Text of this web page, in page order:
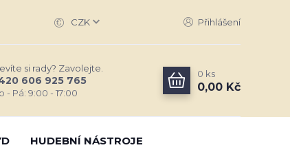
CZK Přihlášení
si rady? Zavolejte.
606 925 765
- Pá: 9:00 - 17:00
0 ks
0,00 Kč
HUDEBNÍ NÁSTROJE